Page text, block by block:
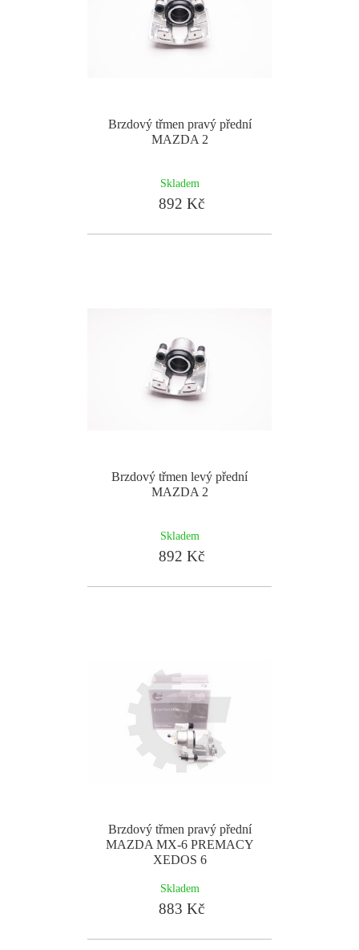
Brzdový třmen pravý přední
MAZDA 2
Skladem
892 Kč
Brzdový třmen levý přední
MAZDA 2
Skladem
892 Kč
Brzdový třmen pravý přední
MAZDA MX-6 PREMACY
XEDOS 6
Skladem
883 Kč